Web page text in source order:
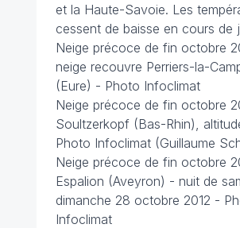
et la Haute-Savoie. Les
cessent de baisse en cours de
Neige précoce de fin octobre
neige recouvre Perriers-la-
(Eure) - Photo Infoclimat
Neige précoce de fin octobre
Soultzerkopf (Bas-Rhin),
Photo Infoclimat (Guillaume
Neige précoce de fin octobre
Espalion (Aveyron) - nuit de
dimanche 28 octobre 2012 -
Infoclimat